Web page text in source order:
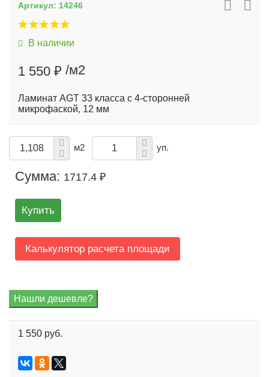
Артикул: 14246
В наличии
1 550 ₽ /м2
Ламинат AGT 33 класса с 4-сторонней
микрофаской, 12 мм
м2 уп.
Сумма: 1717.4 ₽
Купить
Калькулятор расчета площади
1 550 руб.